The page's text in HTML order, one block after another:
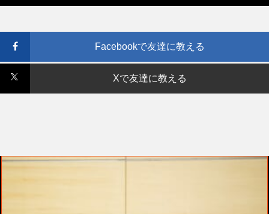
Facebookで友達に教える
Xで友達に教える